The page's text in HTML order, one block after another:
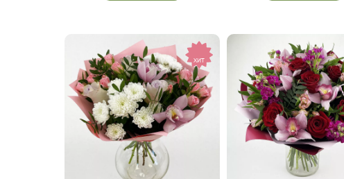
ХИТ